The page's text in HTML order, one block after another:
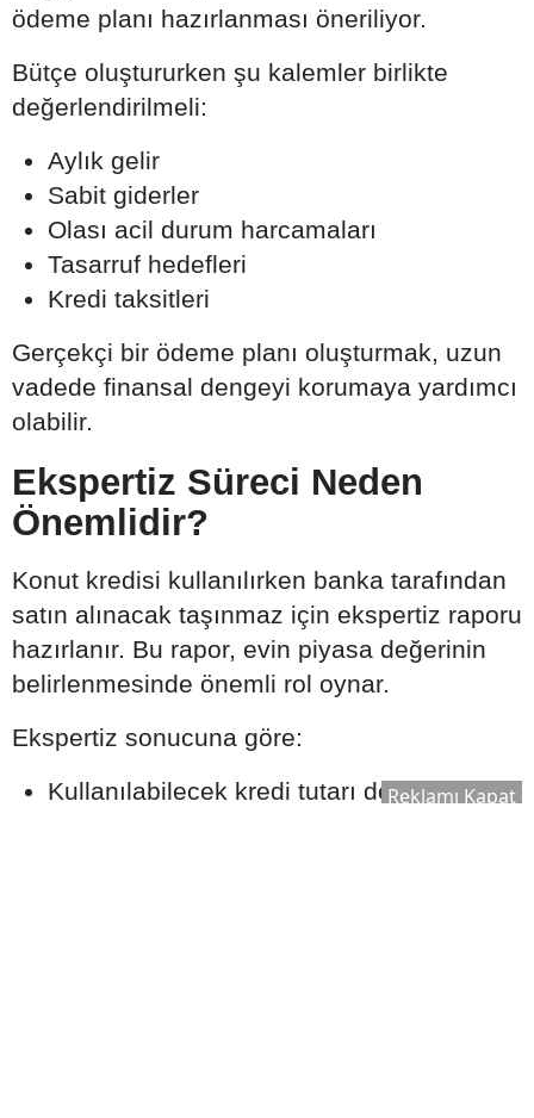
ödeme planı hazırlanması öneriliyor.
Bütçe oluştururken şu kalemler birlikte
değerlendirilmeli:
Aylık gelir
Sabit giderler
Olası acil durum harcamaları
Tasarruf hedefleri
Kredi taksitleri
Gerçekçi bir ödeme planı oluşturmak, uzun
vadede finansal dengeyi korumaya yardımcı
olabilir.
Ekspertiz Süreci Neden
Önemlidir?
Konut kredisi kullanılırken banka tarafından
satın alınacak taşınmaz için ekspertiz raporu
hazırlanır. Bu rapor, evin piyasa değerinin
belirlenmesinde önemli rol oynar.
Ekspertiz sonucuna göre:
Kullanılabilecek kredi tutarı değişebilir.
Reklamı Kapat